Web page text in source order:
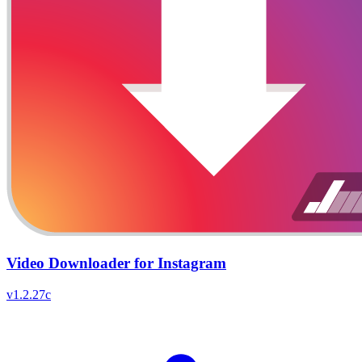
Video Downloader for Instagram
v1.2.27c